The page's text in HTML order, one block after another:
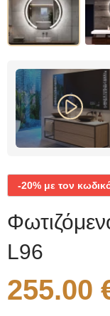
-20% με τον
L96
255.00